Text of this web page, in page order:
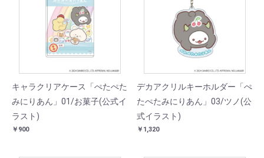
キャラクリアケース「ぺたぺた
みにりあん」01/お菓子(公式イ
ラスト)
￥900
デカアクリルキーホルダー「ぺ
たぺたみにりあん」03/ツノ(公
式イラスト)
￥1,320